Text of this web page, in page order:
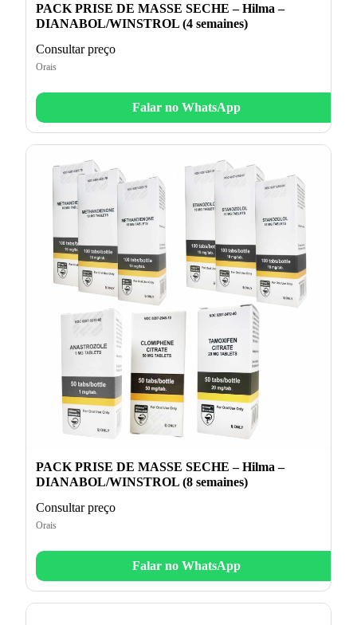
PACK PRISE DE MASSE SECHE – Hilma –
DIANABOL/WINSTROL (4 semaines)
Consultar preço
Orais
Falar no WhatsApp
PACK PRISE DE MASSE SECHE – Hilma –
DIANABOL/WINSTROL (8 semaines)
Consultar preço
Orais
Falar no WhatsApp